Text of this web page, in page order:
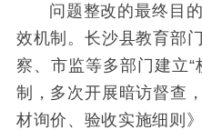
问题整改的最终目
效机制。长沙县教育部
察、市监等多部门建立
制，多次开展暗访督查
材询价、验收实施细则